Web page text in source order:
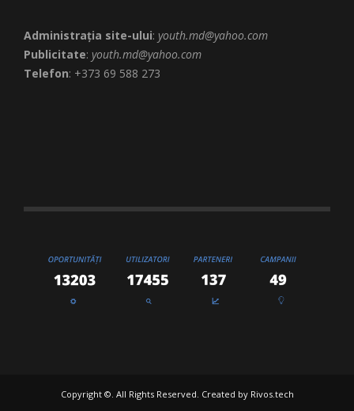
Administrația site-ului: youth.md@yahoo.com
Publicitate: youth.md@yahoo.com
Telefon: +373 69 588 273
Copyright ©. All Rights Reserved. Created by Rivos.tech